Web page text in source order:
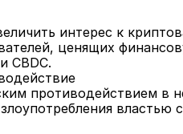
интерес к
ценящих
CBDC.
противодействием в
властью